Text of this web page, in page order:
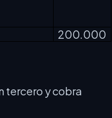
200.000
tercero y cobra